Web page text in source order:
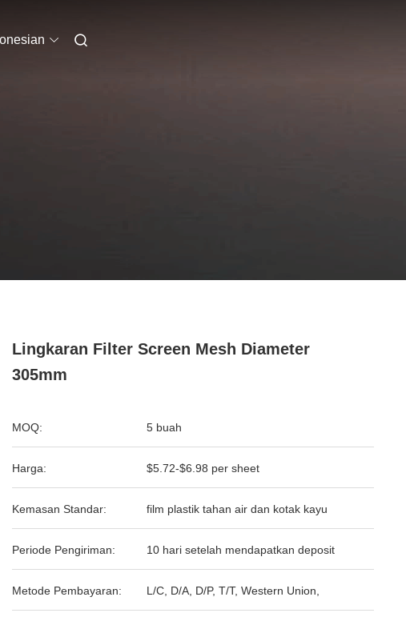
Lingkaran Filter Screen Mesh Diameter
305mm
MOQ: 5 buah
Harga: $5.72-$6.98 per sheet
Kemasan Standar: film plastik tahan air dan kotak kayu
Periode Pengiriman: 10 hari setelah mendapatkan deposit
Metode Pembayaran: L/C, D/A, D/P, T/T, Western Union,